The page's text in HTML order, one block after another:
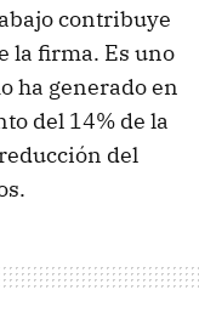
contribuye
la firma. Es uno
ha generado en
del 14% de la
del